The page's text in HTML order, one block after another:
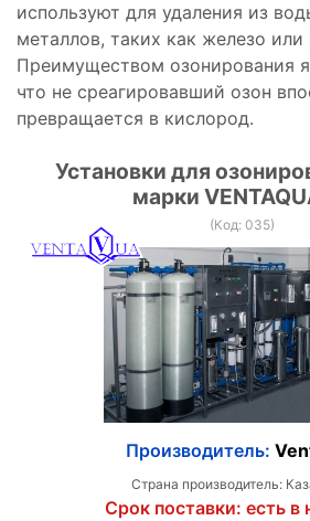
используют для удаления из
металлов, таких как железо или
Преимуществом озонирования
что не среагировавший озон
превращается в кислород.
Установки для
марки
(Код: 035)
Производитель:
Страна производитель:
Срок поставки: есть в